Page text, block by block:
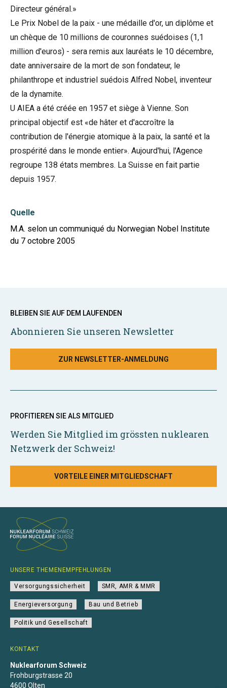
Directeur général.»
Le Prix Nobel de la paix - une médaille d'or, un diplôme et
un chèque de 10 millions de couronnes suédoises (1,1
million d'euros) - sera remis aux lauréats le 10 décembre,
date anniversaire de la mort de son fondateur, le
philanthrope et industriel suédois Alfred Nobel, inventeur
de la dynamite.
U AIEA a été créée en 1957 et siège à Vienne. Son
principal objectif est «de hâter et d'accroître la
contribution de l'énergie atomique à la paix, la santé et la
prospérité dans le monde entier». Aujourd'hui, l'Agence
regroupe 138 états membres. La Suisse en fait partie
depuis 1957.
Quelle
M.A. selon un communiqué du Norwegian Nobel Institute
du 7 octobre 2005
BLEIBEN SIE AUF DEM LAUFENDEN
Abonnieren Sie unseren Newsletter
ZUR NEWSLETTER-ANMELDUNG
PROFITIEREN SIE ALS MITGLIED
Werden Sie Mitglied im grössten nuklearen
Netzwerk der Schweiz!
VORTEILE EINER MITGLIEDSCHAFT
KONTAKT
Nuklearforum Schweiz
Frohburgstrasse 20
4600 Olten
UNSERE THEMENEMPFEHLUNGEN
Versorgungssicherheit SMR, AMR & MMR
Energieversorgung Bau und Betrieb
Politik und Gesellschaft